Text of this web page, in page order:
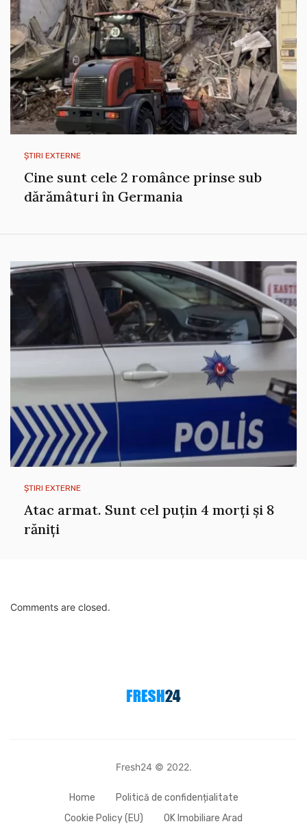
ȘTIRI EXTERNE
Cine sunt cele 2 românce prinse sub
dărămâturi în Germania
ȘTIRI EXTERNE
Atac armat. Sunt cel puțin 4 morți și 8
răniți
Comments are closed.
Fresh24 © 2022.
Home
Politică de confidențialitate
Cookie Policy (EU)
OK Imobiliare Arad